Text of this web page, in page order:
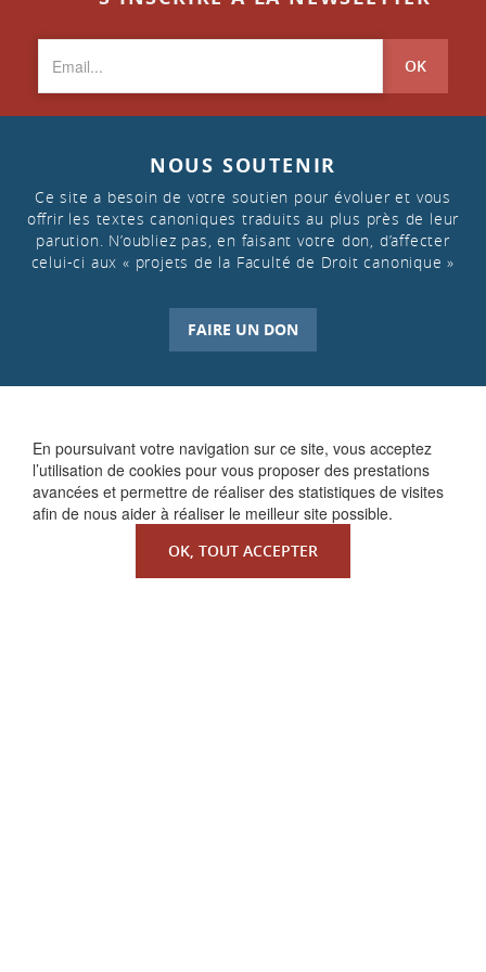
En poursuivant votre navigation sur ce site, vous acceptez
l’utilisation de cookies pour vous proposer des prestations
avancées et permettre de réaliser des statistiques de visites
afin de nous aider à réaliser le meilleur site possible.
OK, TOUT ACCEPTER
OK
NOUS SOUTENIR
Ce site a besoin de votre soutien pour évoluer et vous
offrir les textes canoniques traduits au plus près de leur
parution. N’oubliez pas, en faisant votre don, d’affecter
celui-ci aux « projets de la Faculté de Droit canonique »
FAIRE UN DON